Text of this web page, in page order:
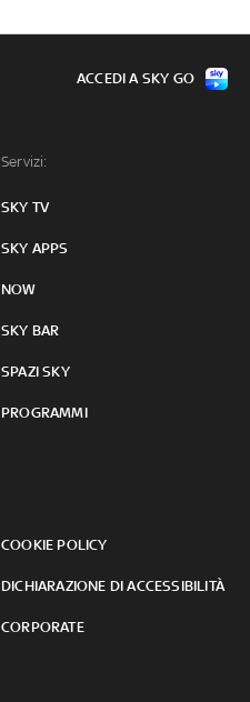
Servizi:
SKY TV
SKY APPS
NOW
SKY BAR
SPAZI SKY
PROGRAMMI
COOKIE POLICY
DICHIARAZIONE DI ACCESSIBILITÀ
CORPORATE
ACCEDI A SKY GO